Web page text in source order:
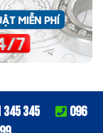
345 345
096